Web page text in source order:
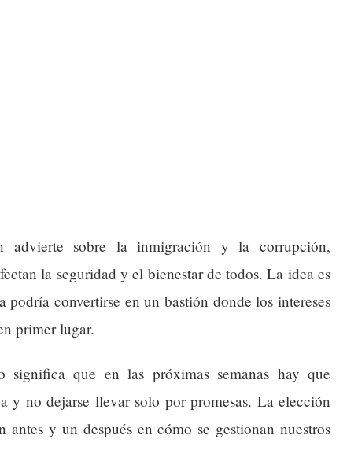
advierte sobre la inmigración y la corrupción,
la seguridad y el bienestar de todos. La idea es
podría convertirse en un bastión donde los intereses
primer lugar.
que en las próximas semanas hay que
y no dejarse llevar solo por promesas. La elección
y un después en cómo se gestionan nuestros